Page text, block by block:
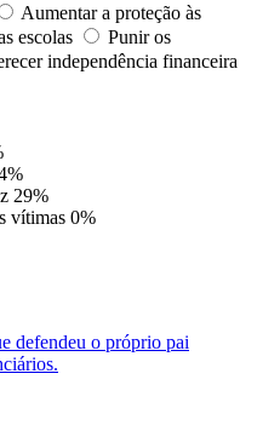
Aumentar a proteção às
escolas
Punir os
independência financeira
29%
vítimas 0%